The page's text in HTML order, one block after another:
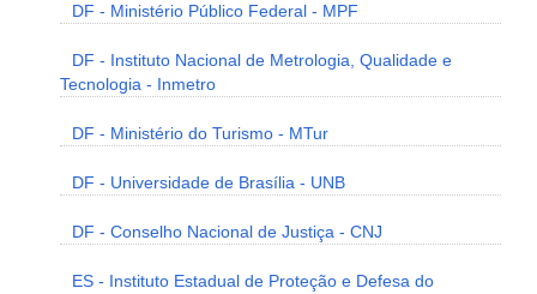
DF - Ministério Público Federal - MPF
DF - Instituto Nacional de Metrologia, Qualidade e
Tecnologia - Inmetro
DF - Ministério do Turismo - MTur
DF - Universidade de Brasília - UNB
DF - Conselho Nacional de Justiça - CNJ
ES - Instituto Estadual de Proteção e Defesa do